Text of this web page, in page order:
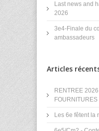
Last news and
2026
3e4-Finale du
ambassadeurs
Articles
RENTREE
FOURNITURES
Les 6e fêtent la